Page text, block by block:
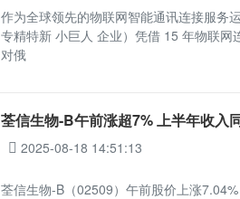
作为全球领先的物联网智能通讯连接服务
专精特新 小巨人 企业）凭借 15 年物联
对俄
荃信生物-B午前涨超7% 上半年收入
2025-08-18 14:51:13
荃信生物-B（02509）午前股价上涨